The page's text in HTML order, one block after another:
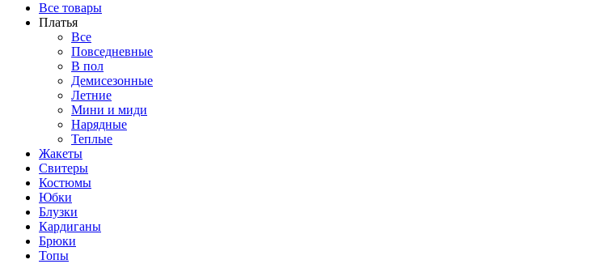
Все товары
Платья
Все
Повседневные
В пол
Демисезонные
Летние
Мини и миди
Нарядные
Теплые
Жакеты
Свитеры
Костюмы
Юбки
Блузки
Кардиганы
Брюки
Топы